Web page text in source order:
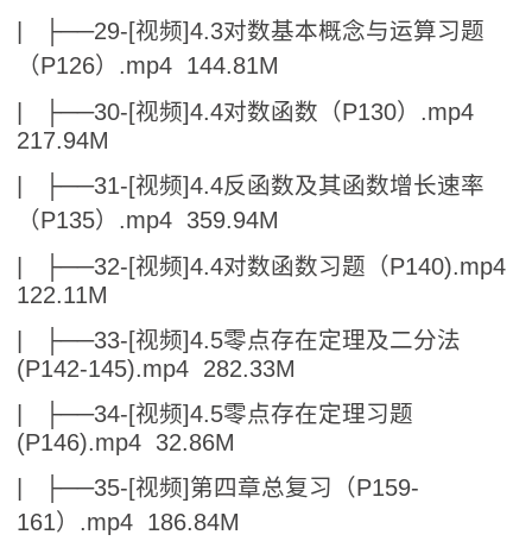
| ├──29-[视频]4.3对数基本概念与运算习题
（P126）.mp4 144.81M
| ├──30-[视频]4.4对数函数（P130）.mp4
217.94M
| ├──31-[视频]4.4反函数及其函数增长速率
（P135）.mp4 359.94M
| ├──32-[视频]4.4对数函数习题（P140).mp4
122.11M
| ├──33-[视频]4.5零点存在定理及二分法
(P142-145).mp4 282.33M
| ├──34-[视频]4.5零点存在定理习题
(P146).mp4 32.86M
| ├──35-[视频]第四章总复习（P159-
161）.mp4 186.84M